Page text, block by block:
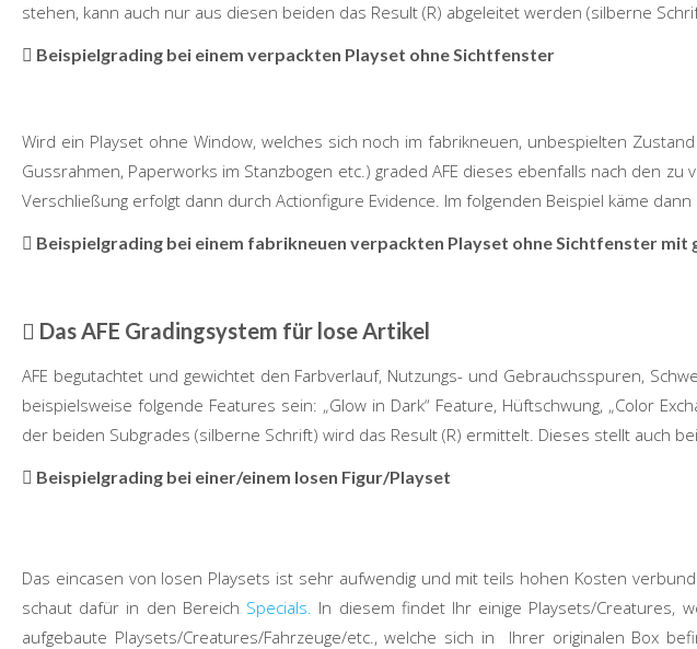
stehen, kann auch nur aus diesen beiden das Result (R) abgeleitet werden (silberne
Beispielgrading bei einem verpackten Playset ohne Sichtfenster
Wird ein Playset ohne Window, welches sich noch im fabrikneuen, unbespielten
Gussrahmen, Paperworks im Stanzbogen etc.) graded AFE dieses ebenfalls nach den zu
Verschließung erfolgt dann durch Actionfigure Evidence. Im folgenden Beispiel käme
Beispielgrading bei einem fabrikneuen verpackten Playset ohne Sichtfenster
Das AFE Gradingsystem für lose Artikel
AFE begutachtet und gewichtet den Farbverlauf, Nutzungs- und Gebrauchsspuren,
beispielsweise folgende Features sein: „Glow in Dark“ Feature, Hüftschwung, „Color
der beiden Subgrades (silberne Schrift) wird das Result (R) ermittelt. Dieses stellt auch
Beispielgrading bei einer/einem losen Figur/Playset
Das eincasen von losen Playsets ist sehr aufwendig und mit teils hohen Kosten
schaut dafür in den Bereich Specials. In diesem findet Ihr einige Playsets/Creatures,
aufgebaute Playsets/Creatures/Fahrzeuge/etc., welche sich in Ihrer originalen Box